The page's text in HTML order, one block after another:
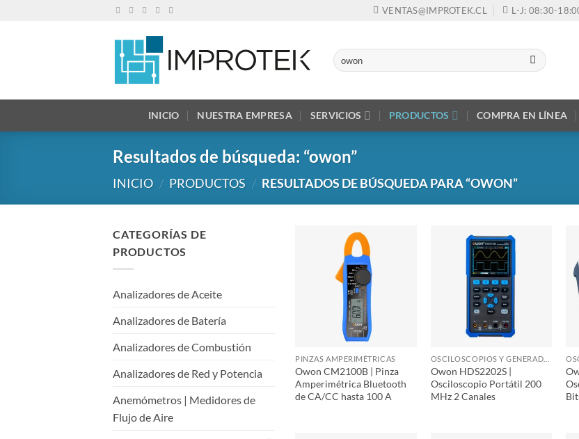
VENTAS@IMPROTEK.CL L-J: 08:30-
Buscar
por:
INICIO NUESTRA EMPRESA SERVICIOS PRODUCTOS COMPRA EN LÍNEA
Resultados de búsqueda: “owon”
INICIO / PRODUCTOS / RESULTADOS DE BÚSQUEDA PARA “OWON”
CATEGORÍAS DE
PRODUCTOS
Analizadores de Aceite
Analizadores de Batería
Analizadores de Combustión
Analizadores de Red y Potencia
Anemómetros | Medidores de
Flujo de Aire
PINZAS AMPERIMÉTRICAS
Owon CM2100B | Pinza
Amperimétrica Bluetooth
de CA/CC hasta 100 A
Owon HDS2202S |
Osciloscopio Portátil 200
MHz 2 Canales